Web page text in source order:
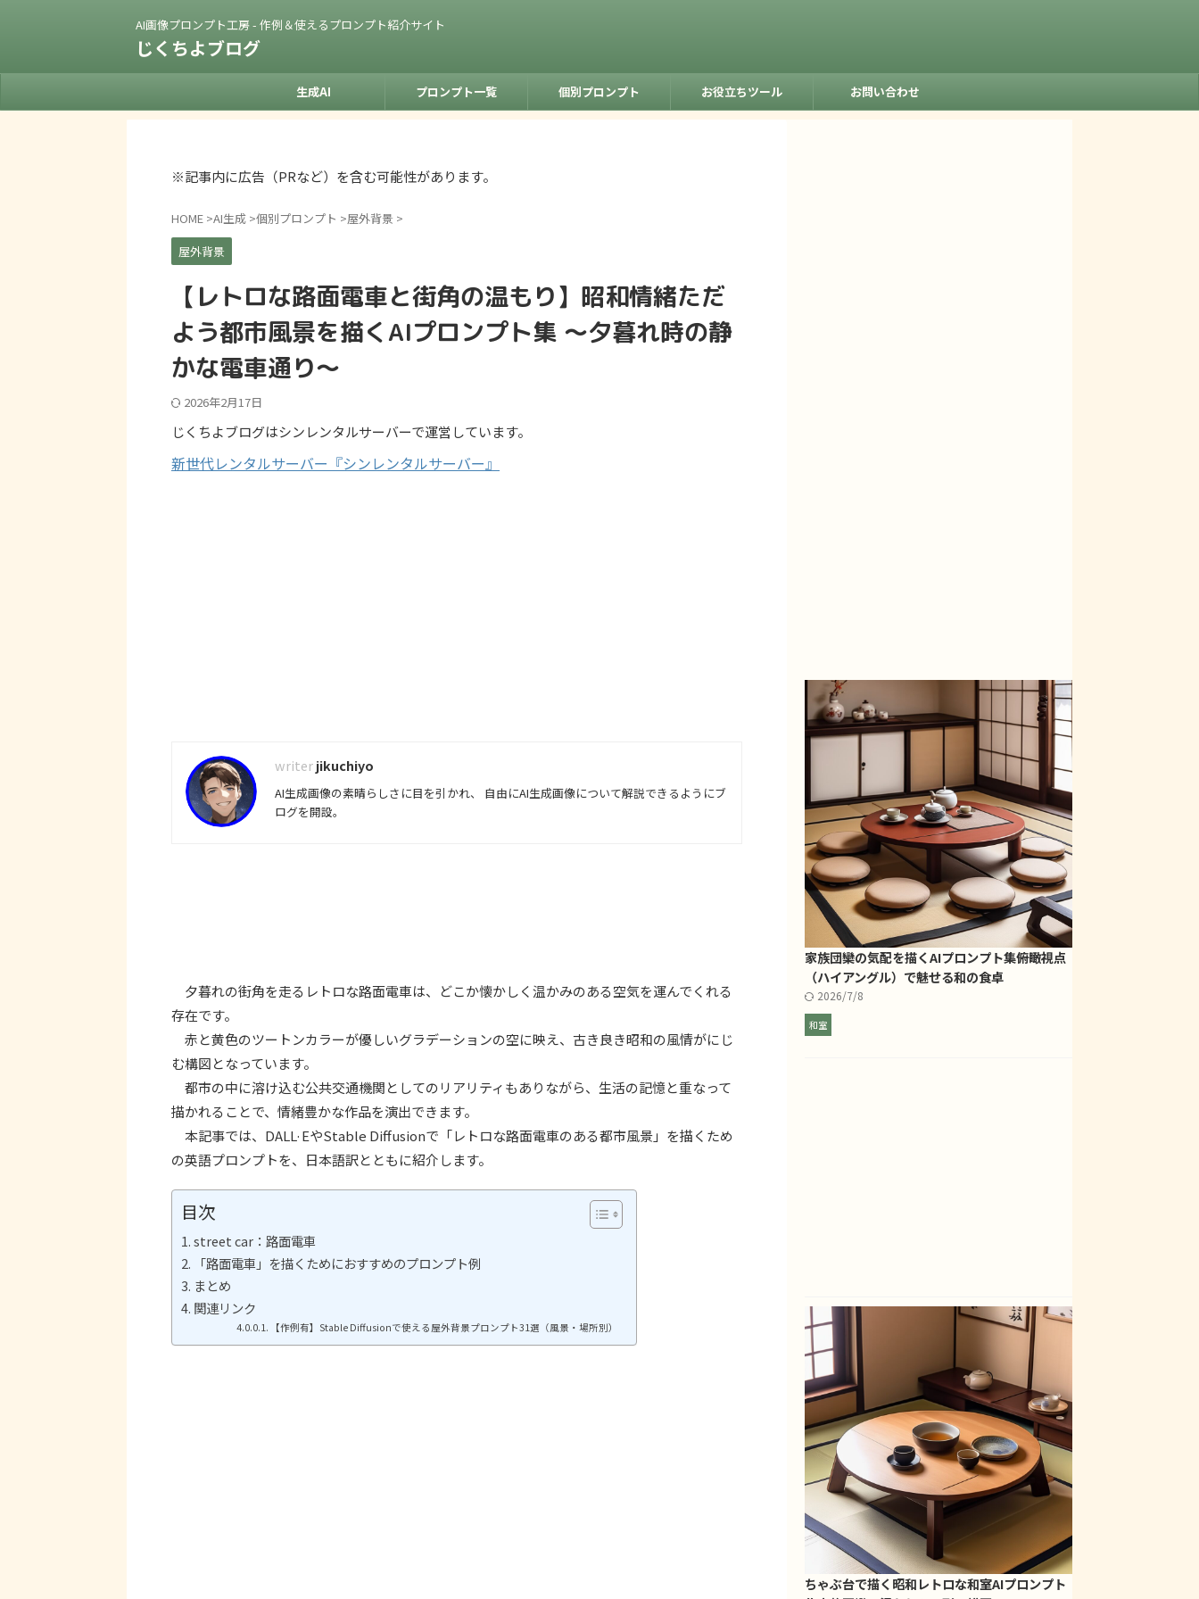
AI画像プロンプト工房 - 作例＆使えるプロンプト紹介サイト
じくちよブログ
生成AI プロンプト一覧 個別プロンプト お役立ちツール お問い合わせ
※記事内に広告（PRなど）を含む可能性があります。
HOME >AI生成 >個別プロンプト >屋外背景 >
屋外背景
【レトロな路面電車と街角の温もり】昭和情緒ただ
よう都市風景を描くAIプロンプト集 〜夕暮れ時の静
かな電車通り〜
2026年2月17日
じくちよブログはシンレンタルサーバーで運営しています。
新世代レンタルサーバー『シンレンタルサーバー』
jikuchiyo
AI生成画像の素晴らしさに目を引かれ、 自由にAI生成画像について解説できるようにブ
ログを開設。
夕暮れの街角を走るレトロな路面電車は、どこか懐かしく温かみのある空気を運んでくれる
存在です。
赤と黄色のツートンカラーが優しいグラデーションの空に映え、古き良き昭和の風情がにじ
む構図となっています。
都市の中に溶け込む公共交通機関としてのリアリティもありながら、生活の記憶と重なって
描かれることで、情緒豊かな作品を演出できます。
本記事では、DALL·EやStable Diffusionで「レトロな路面電車のある都市風景」を描くため
の英語プロンプトを、日本語訳とともに紹介します。
目次
street car：路面電車
「路面電車」を描くためにおすすめのプロンプト例
まとめ
関連リンク
【作例有】Stable Diffusionで使える屋外背景プロンプト31選（風景・場所別）
家族団欒の気配を描くAIプロンプト集――俯瞰視点
（ハイアングル）で魅せる和の食卓
2026/7/8
和室
ちゃぶ台で描く昭和レトロな和室AIプロンプト